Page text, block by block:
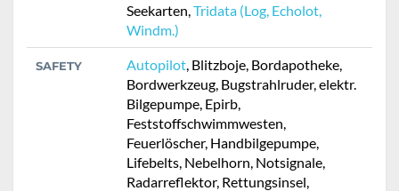
Seekarten, Tridata (Log, Echolot,
Windm.)
SAFETY Autopilot , Blitzboje, Bordapotheke,
Bordwerkzeug, Bugstrahlruder, elektr.
Bilgepumpe, Epirb,
Feststoffschwimmwesten,
Feuerlöscher, Handbilgepumpe,
Lifebelts, Nebelhorn, Notsignale,
Radarreflektor, Rettungsinsel,